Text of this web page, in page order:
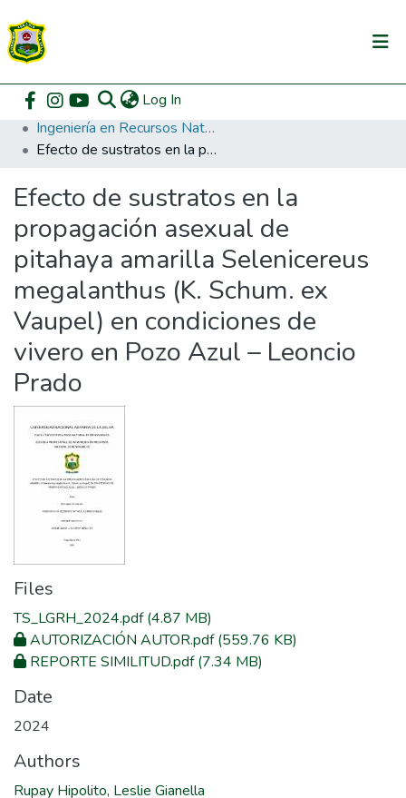
Log In
Communities & Collections
All of DSpace
Home Pregrado
Ingeniería en Recursos Naturales Renovables
Efecto de sustratos en la propagación asexual de pitahaya amarilla Selenicereus megalanthus (K. Schum. ex Vaupel) en condiciones de vivero en Pozo Azul – Leoncio Prado
Efecto de sustratos en la
propagación asexual de
pitahaya amarilla Selenicereus
megalanthus (K. Schum. ex
Vaupel) en condiciones de
vivero en Pozo Azul – Leoncio
Prado
Files
TS_LGRH_2024.pdf(4.87 MB)
AUTORIZACIÓN AUTOR.pdf(559.76 KB)
REPORTE SIMILITUD.pdf(7.34 MB)
Date
2024
Authors
Rupay Hipolito, Leslie Gianella